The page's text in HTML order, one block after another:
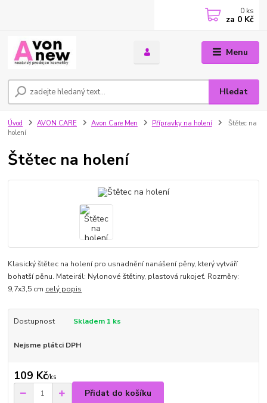
Menu
Hledat
0 ks
za 0 Kč
Úvod AVON CARE Avon Care Men Přípravky na holení
Štětec na
holení
Štětec na holení
Klasický štětec na holení pro usnadnění nanášení pěny, který vytváří
bohatší pěnu. Mateirál: Nylonové štětiny, plastová rukojeť. Rozměry:
9,7x3,5 cm celý popis
Dostupnost Skladem 1 ks
Nejsme plátci DPH
109 Kč/ks
Přidat do košíku